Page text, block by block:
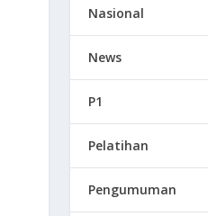
Nasional
News
P1
Pelatihan
Pengumuman